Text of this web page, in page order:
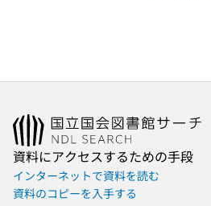
資料にアクセスするための手段
インターネットで資料を読む
資料のコピーを入手する